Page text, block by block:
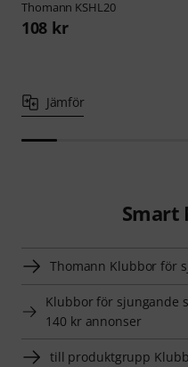
Thomann KSHL20
108 kr
Jämför
Smart
Thomann Klubbor för
Klubbor för sjungande
140 kr annonser
till produktgrupp